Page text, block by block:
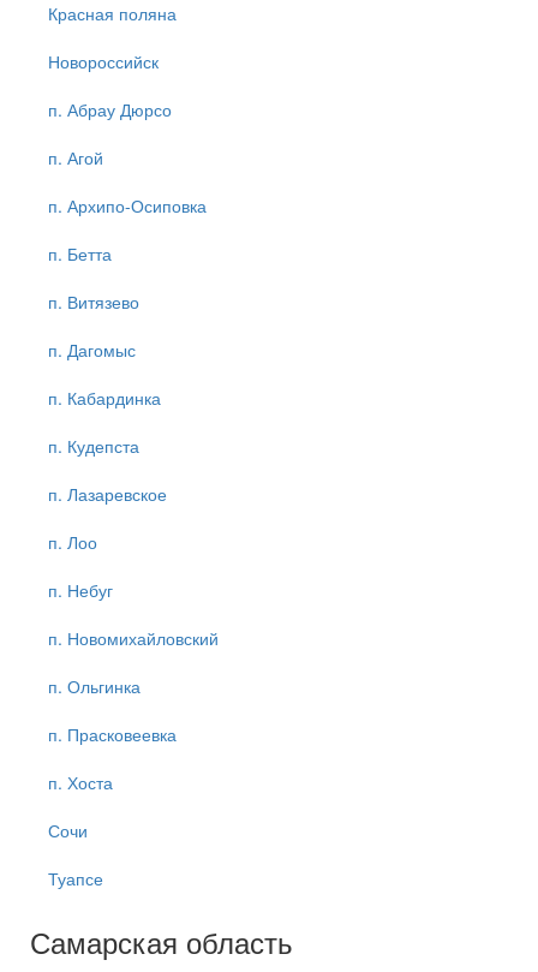
Красная поляна
Новороссийск
п. Абрау Дюрсо
п. Агой
п. Архипо-Осиповка
п. Бетта
п. Витязево
п. Дагомыс
п. Кабардинка
п. Кудепста
п. Лазаревское
п. Лоо
п. Небуг
п. Новомихайловский
п. Ольгинка
п. Прасковеевка
п. Хоста
Сочи
Туапсе
Самарская область